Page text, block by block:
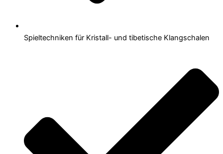
Spieltechniken für Kristall- und tibetische Klangschalen